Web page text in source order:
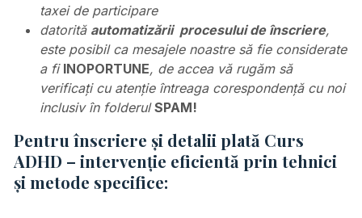
taxei de participare
datorită automatizării procesului de înscriere,
este posibil ca mesajele noastre să fie considerate
a fi INOPORTUNE, de accea vă rugăm să
verificați cu atenție întreaga corespondență cu noi
inclusiv în folderulSPAM!
Pentru înscriere și detalii plată Curs
ADHD – intervenție eficientă prin tehnici
și metode specifice: